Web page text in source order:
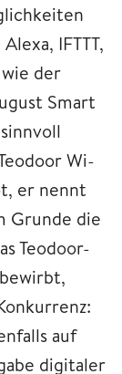
IFTTT,
der
Smart
Wi-
er nennt
Grunde die
Teodoor-
auf
digitaler